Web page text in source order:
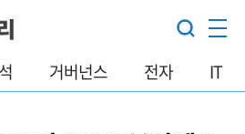
거버넌스 전자 IT